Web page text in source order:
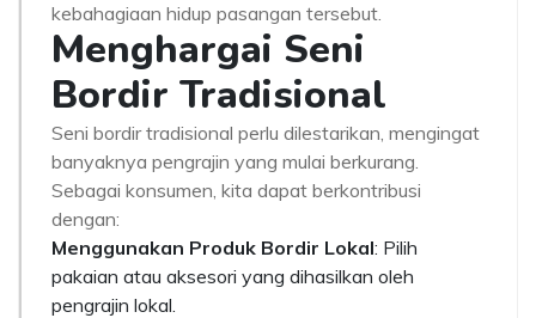
kebahagiaan hidup pasangan tersebut.
Menghargai Seni
Bordir Tradisional
Seni bordir tradisional perlu dilestarikan, mengingat
banyaknya pengrajin yang mulai berkurang.
Sebagai konsumen, kita dapat berkontribusi
dengan:
Menggunakan Produk Bordir Lokal: Pilih
pakaian atau aksesori yang dihasilkan oleh
pengrajin lokal.